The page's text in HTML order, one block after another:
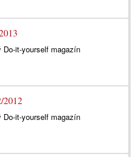
it-yourself magazín
2012
it-yourself magazín